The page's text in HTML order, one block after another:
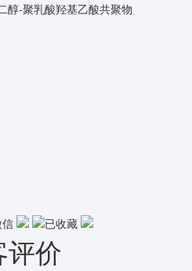
醇-聚乳酸羟基乙酸共聚物
已收藏
评价